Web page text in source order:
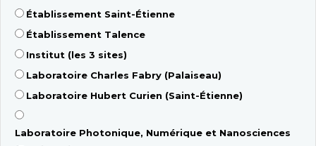
Établissement Saint-Étienne
Établissement Talence
Institut (les 3 sites)
Laboratoire Charles Fabry (Palaiseau)
Laboratoire Hubert Curien (Saint-Étienne)
Laboratoire Photonique, Numérique et Nanosciences